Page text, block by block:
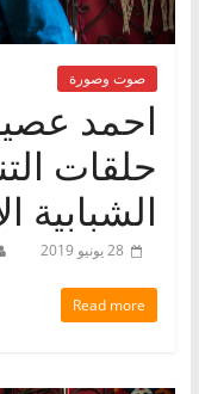
صوت وصورة
حلقات
الشبابية
28 يونيو 2019
Read more